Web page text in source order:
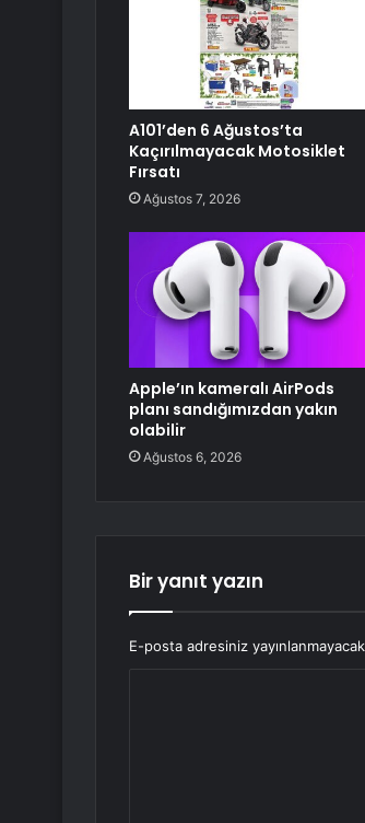
A101’den 6 Ağustos’ta
Kaçırılmayacak Motosiklet
Fırsatı
Ağustos 7, 2026
Apple’ın kameralı AirPods
planı sandığımızdan yakın
olabilir
Ağustos 6, 2026
Bir yanıt yazın
E-posta adresiniz